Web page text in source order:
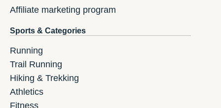
Affiliate marketing program
Sports & Categories
Running
Trail Running
Hiking & Trekking
Athletics
Fitness